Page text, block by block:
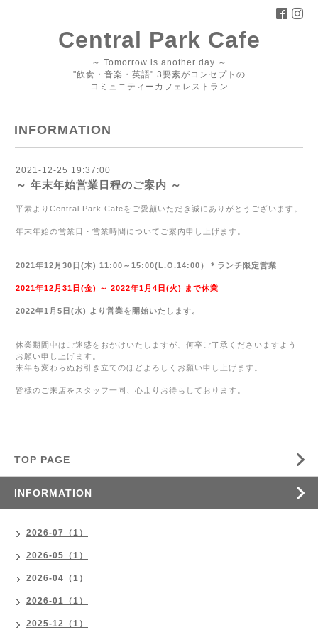
Central Park Cafe
～ Tomorrow is another day ～
"飲食・音楽・英語" 3要素がコンセプトの
コミュニティーカフェレストラン
INFORMATION
2021-12-25 19:37:00
～ 年末年始営業日程のご案内 ～
平素より Central Park Cafeをご愛顧いただき誠にありがとうございます。
年末年始の営業日・営業時間についてご案内申し上げます。
2021年12 月 30 日(木) 11:00 ～ 15:00(L.O.14:00 ）＊ランチ限定営業
2021年12 月 31 日(金) ～ 2022年1 月4日(火) まで休業
2022年1 月 5 日(水) より営業を開始いたします。
休業期間中はご迷惑をおかけいたしますが、何卒ご了承くださいますよう
お願い申し上げます。
来年も変わらぬお引き立てのほどよろしくお願い申し上げます。
皆様のご来店をスタッフ一同、心よりお待ちしております。
TOP PAGE
INFORMATION
2026-07（1）
2026-05（1）
2026-04（1）
2026-01（1）
2025-12（1）